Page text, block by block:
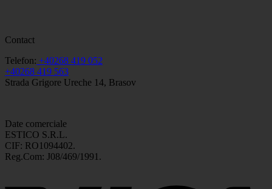
Contact
Telefon: +40268 419 052
+40268 419 563
Strada Grigore Ureche 14, Brasov
Date comerciale
ESTICO S.R.L.
CIF: RO1094402.
Reg.Com: J08/469/1991.